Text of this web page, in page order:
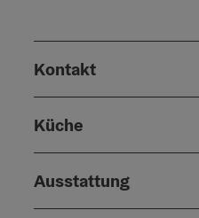
Kontakt
Küche
Ausstattung